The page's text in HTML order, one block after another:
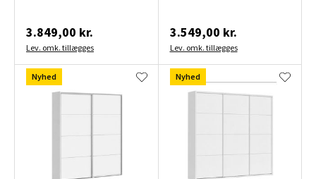
3.849,00 kr.
Lev. omk. tillægges
3.549,00 kr.
Lev. omk. tillægges
Nyhed Nyhed